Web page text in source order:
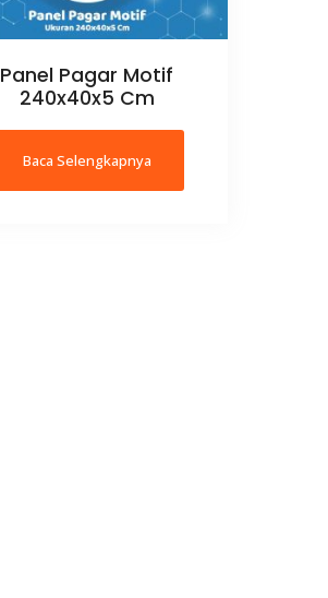
Panel Pagar Motif
240x40x5 Cm
Baca Selengkapnya